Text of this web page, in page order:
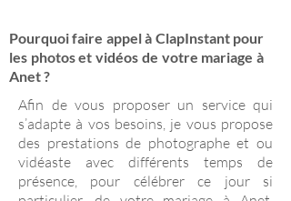
Pourquoi faire appel à ClapInstant pour
les photos et vidéos de votre mariage à
Anet ?
Afin de vous proposer un service qui
s’adapte à vos besoins, je vous propose
des prestations de photographe et ou
vidéaste avec différents temps de
présence, pour célébrer ce jour si